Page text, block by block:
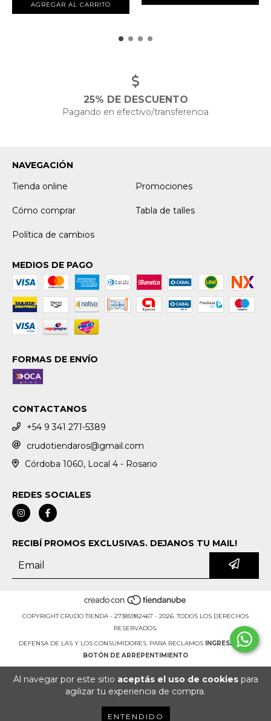
Al navegar por este sitio aceptás el uso de cookiespara
agilizar tu experiencia de compra.
ENTENDIDO
25% DE DESCUENTO
Pagando en efectivo/transferencia
NAVEGACIÓN
Tienda online
Promociones
Cómo comprar Tabla de talles
Política de cambios
MEDIOS DE PAGO
FORMAS DE ENVÍO
CONTACTANOS
+54 9 341 271-5389
crudotiendaros@gmail.com
Córdoba 1060, Local 4 - Rosario
REDES SOCIALES
RECIBÍ PROMOS EXCLUSIVAS. DEJANOS TU MAIL!
COPYRIGHT CRUDO TIENDA - 27385982467 - 2026. TODOS LOS DERECHOS
RESERVADOS.
DEFENSA DE LAS Y LOS CONSUMIDORES. PARA RECLAMOS INGRESÁ ACÁ.
BOTÓN DE ARREPENTIMIENTO